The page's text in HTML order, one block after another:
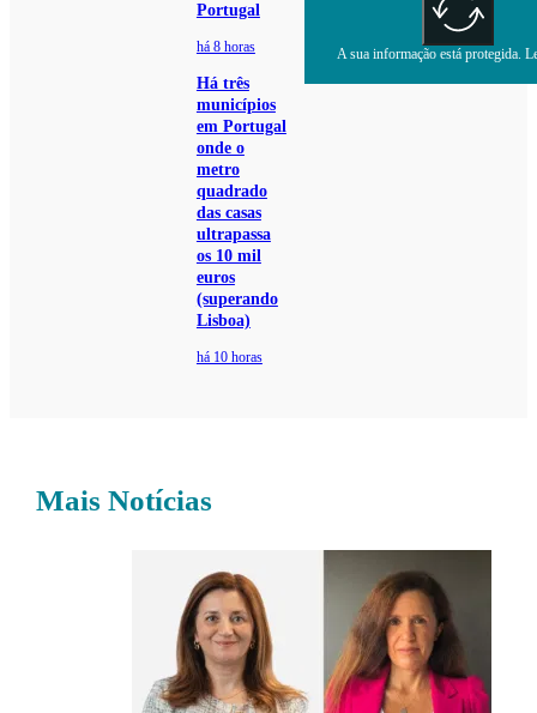
Portugal
há 8 horas
Há três
municípios
em Portugal
onde o
metro
quadrado
das casas
ultrapassa
os 10 mil
euros
(superando
Lisboa)
há 10 horas
A sua informação está protegida.
Mais Notícias